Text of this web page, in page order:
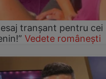
tranșant pentru cei
Vedete românești